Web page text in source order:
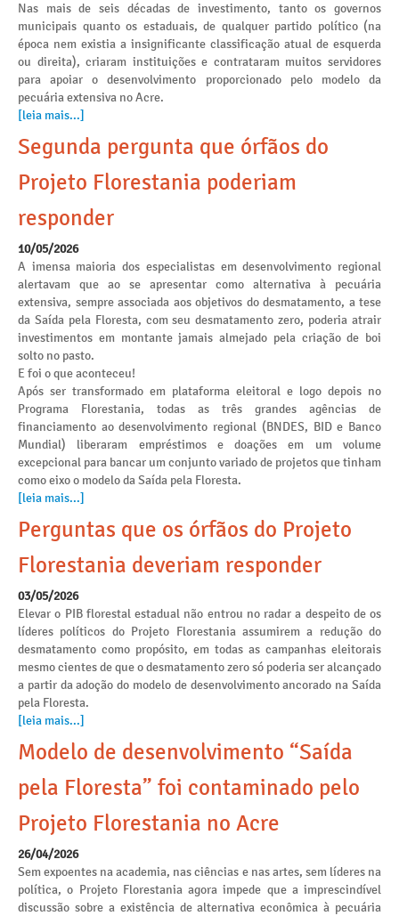
Nas mais de seis décadas de investimento, tanto os governos
municipais quanto os estaduais, de qualquer partido político (na
época nem existia a insignificante classificação atual de esquerda
ou direita), criaram instituições e contrataram muitos servidores
para apoiar o desenvolvimento proporcionado pelo modelo da
pecuária extensiva no Acre.
[leia mais...]
Segunda pergunta que órfãos do
Projeto Florestania poderiam
responder
10/05/2026
A imensa maioria dos especialistas em desenvolvimento regional
alertavam que ao se apresentar como alternativa à pecuária
extensiva, sempre associada aos objetivos do desmatamento, a tese
da Saída pela Floresta, com seu desmatamento zero, poderia atrair
investimentos em montante jamais almejado pela criação de boi
solto no pasto.
E foi o que aconteceu!
Após ser transformado em plataforma eleitoral e logo depois no
Programa Florestania, todas as três grandes agências de
financiamento ao desenvolvimento regional (BNDES, BID e Banco
Mundial) liberaram empréstimos e doações em um volume
excepcional para bancar um conjunto variado de projetos que tinham
como eixo o modelo da Saída pela Floresta.
[leia mais...]
Perguntas que os órfãos do Projeto
Florestania deveriam responder
03/05/2026
Elevar o PIB florestal estadual não entrou no radar a despeito de os
líderes políticos do Projeto Florestania assumirem a redução do
desmatamento como propósito, em todas as campanhas eleitorais
mesmo cientes de que o desmatamento zero só poderia ser alcançado
a partir da adoção do modelo de desenvolvimento ancorado na Saída
pela Floresta.
[leia mais...]
Modelo de desenvolvimento “Saída
pela Floresta” foi contaminado pelo
Projeto Florestania no Acre
26/04/2026
Sem expoentes na academia, nas ciências e nas artes, sem líderes na
política, o Projeto Florestania agora impede que a imprescindível
discussão sobre a existência de alternativa econômica à pecuária